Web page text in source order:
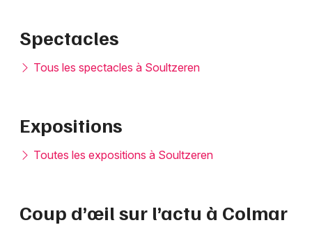
Spectacles
Tous les spectacles à Soultzeren
Expositions
Toutes les expositions à Soultzeren
Coup d’œil sur l’actu à Colmar